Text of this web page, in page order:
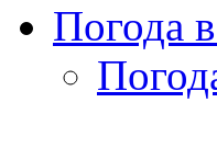
Погода